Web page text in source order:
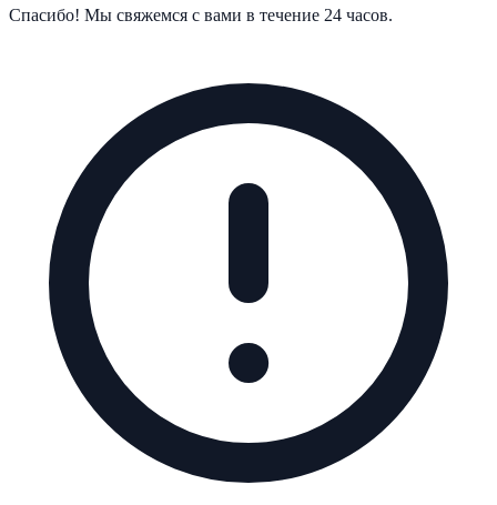
Спасибо! Мы свяжемся с вами в течение 24 часов.